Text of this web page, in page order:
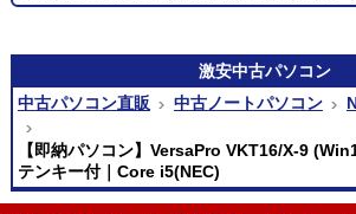
激安中古パソコン
中古パソコン直販
中古ノートパソコン
【即納パソコン】VersaPro VKT16/X-9
テンキー付｜Core i5(NEC)